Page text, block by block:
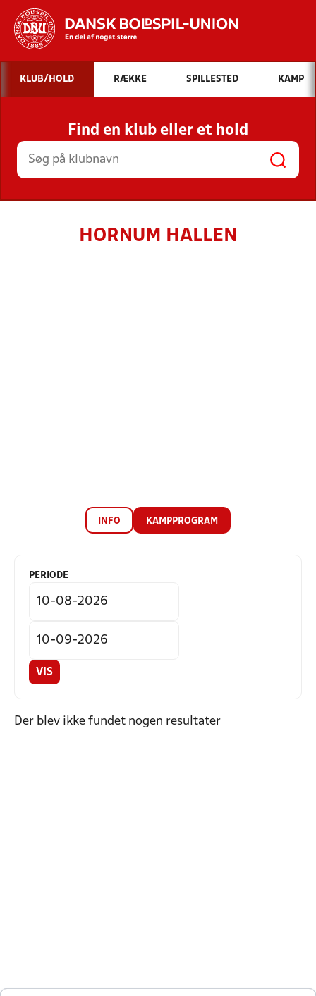
Hvad vil du søge efter?
INDHOLD OG NYHEDER
STILLINGER, RESULTATER, KLUBBER OG
HOLD
KLUB/HOLD RÆKKE SPILLESTED KAMP
Find en klub eller et hold
HORNUM HALLEN
INFO KAMPPROGRAM
PERIODE
VIS
Der blev ikke fundet nogen resultater